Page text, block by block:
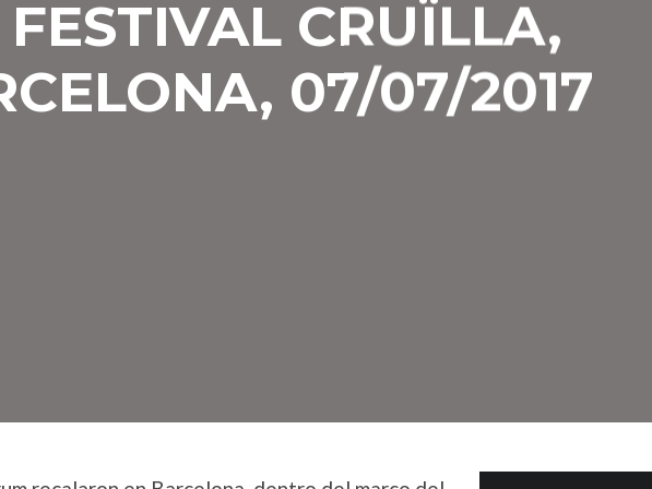
FESTIVAL CRUÏLLA,
07/07/2017